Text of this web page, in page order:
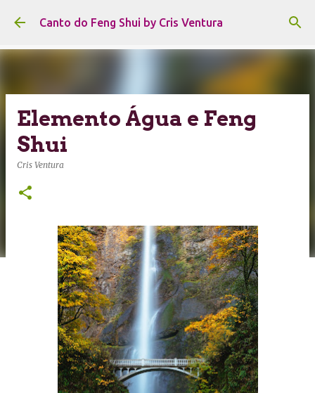
Pular para o conteúdo principal
Canto do Feng Shui by Cris Ventura
Elemento Água e Feng
Shui
Cris Ventura